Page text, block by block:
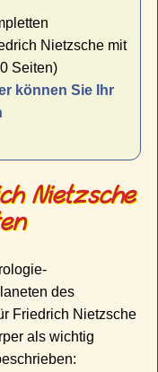
Nietzsche mit
Seiten)
können Sie Ihr
Nietzsche
des
Friedrich Nietzsche
als wichtig